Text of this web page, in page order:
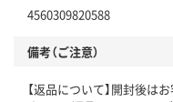
4560309820588
備考（ご注意）
【返品について】開封後は